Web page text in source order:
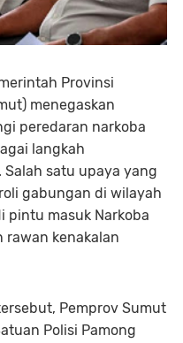
Provinsi
menegaskan
peredaran narkoba
langkah
satu upaya yang
gabungan di wilayah
pintu masuk Narkoba
rawan kenakalan
Pemprov Sumut
Polisi Pamong